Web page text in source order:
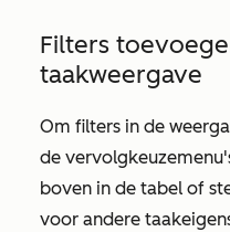
Filters
taakweergave
Om filters in de
de
boven in de tabel of
voor andere